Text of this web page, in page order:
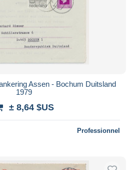
Assen - Bochum Duitsland
1979
± 8,64 $US
Professionnel